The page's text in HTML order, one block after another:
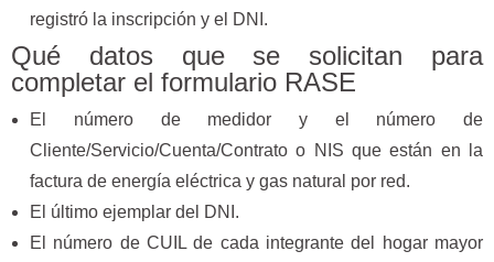
registró la inscripción y el DNI.
Qué datos que se solicitan para
completar el formulario RASE
El número de medidor y el número de
Cliente/Servicio/Cuenta/Contrato o NIS que están en la
factura de energía eléctrica y gas natural por red.
El último ejemplar del DNI.
El número de CUIL de cada integrante del hogar mayor